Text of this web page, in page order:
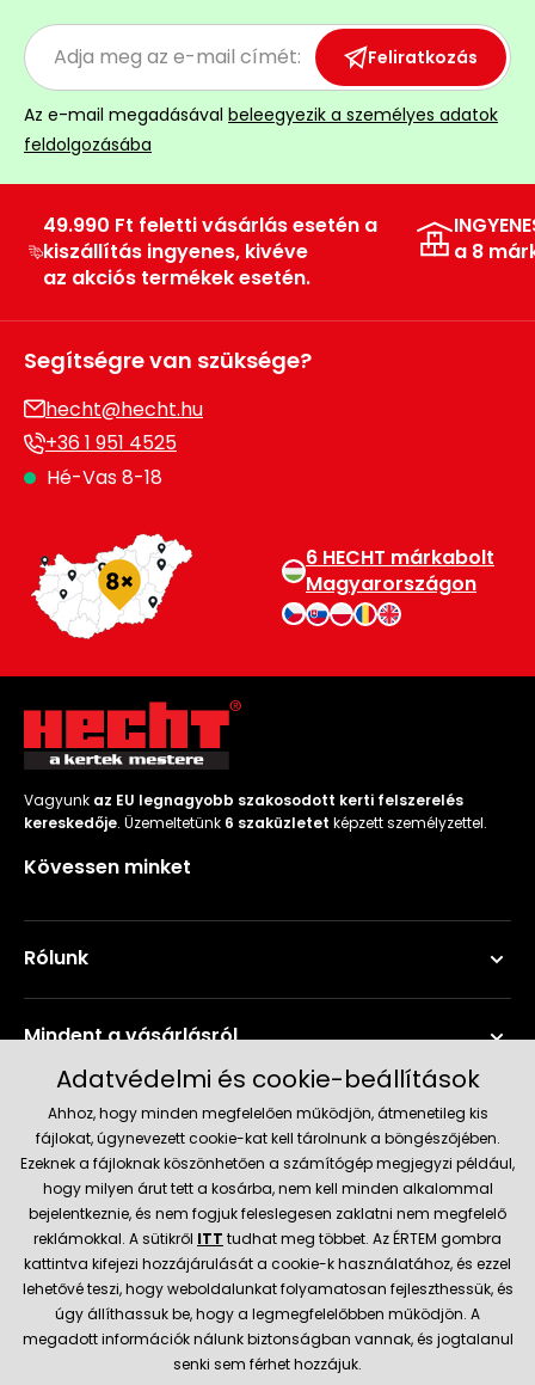
Feliratkozás
Az e-mail megadásával beleegyezik a személyes adatok
feldolgozásába
49.990 Ft feletti vásárlás esetén a
kiszállítás ingyenes, kivéve
az akciós termékek esetén.
a 8
Segítségre van szüksége?
hecht@hecht.hu
+36 1 951 4525
Hé-Vas 8-18
6 HECHT márkabolt
Magyarországon
Vagyunk az EU legnagyobb szakosodott kerti felszerelés
kereskedője. Üzemeltetünk 6 szaküzletet képzett személyzettel.
Kövessen minket
Rólunk
Mindent a vásárlásról
Szerviz és támogatás
Aktuális információk
Szállítás és fizetési módok
Megbízható kereskedő
Adatvédelmi és cookie-beállítások
Ahhoz, hogy minden megfelelően működjön, átmenetileg kis
fájlokat, úgynevezett cookie-kat kell tárolnunk a böngészőjében.
Ezeknek a fájloknak köszönhetően a számítógép megjegyzi például,
hogy milyen árut tett a kosárba, nem kell minden alkalommal
bejelentkeznie, és nem fogjuk feleslegesen zaklatni nem megfelelő
reklámokkal. A sütikről ITT tudhat meg többet. Az ÉRTEM gombra
kattintva kifejezi hozzájárulását a cookie-k használatához, és ezzel
lehetővé teszi, hogy weboldalunkat folyamatosan fejleszthessük, és
úgy állíthassuk be, hogy a legmegfelelőbben működjön. A
megadott információk nálunk biztonságban vannak, és jogtalanul
senki sem férhet hozzájuk.